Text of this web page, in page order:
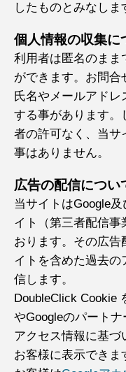
したものとみなしま
個人情報の収集に
利用者は匿名のまま
ができます。お問
氏名やメールアド
する事があります。
者の許可なく、当サ
事はありません。
広告の配信につい
当サイトはGoogle
イト（第三者配信事
おります。その広告
イトを含めた過去
信します。
DoubleClick Cookie
やGoogleのパート
アクセス情報に基
お客様に表示できま